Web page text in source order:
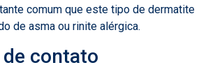
comum que este tipo de dermatite
de asma ou rinite alérgica.
contato